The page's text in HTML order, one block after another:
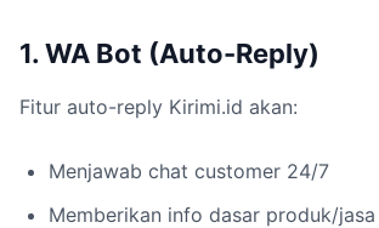
1. WA Bot (Auto-Reply)
Fitur auto-reply Kirimi.id akan:
Menjawab chat customer 24/7
Memberikan info dasar produk/jasa